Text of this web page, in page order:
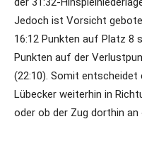
Jedoch ist Vorsicht
16:12 Punkten auf Platz 8
Punkten auf der
(22:10). Somit entscheidet
Lübecker weiterhin in
oder ob der Zug dorthin an